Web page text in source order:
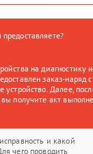
на диагностику
заказ-наряд
устройство. Далее,
получите акт
и какой
чего проводить